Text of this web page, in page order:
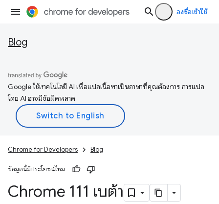
ลงชื่อเข้าใช้
Blog
Google ใช้เทคโนโลยี AI เพื่อแปลเนื้อหาเป็นภาษาที่คุณต้องการ การแปล
โดย AI อาจมีข้อผิดพลาด
Chrome for Developers Blog
ข้อมูลนี้มีประโยชน์ไหม
Chrome 111 เบต้า